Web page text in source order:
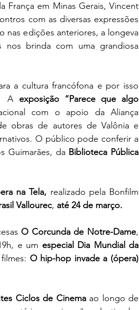
França em Minas Gerais, Vincent
com as diversas expressões
nas edições anteriores, a longeva
nos brinda com uma grandiosa
a cultura francófona e por isso
A exposição “Parece que algo
com o apoio da Aliança
obras de autores de Valônia e
O público pode conferir a
Guimarães, da Biblioteca Pública
na Tela, realizado pela Bonfilm
Vallourec, até 24 de março.
O Corcunda de Notre-Dame,
e um especial Dia Mundial da
O hip-hop invade a (ópera)
Ciclos de Cinema ao longo de